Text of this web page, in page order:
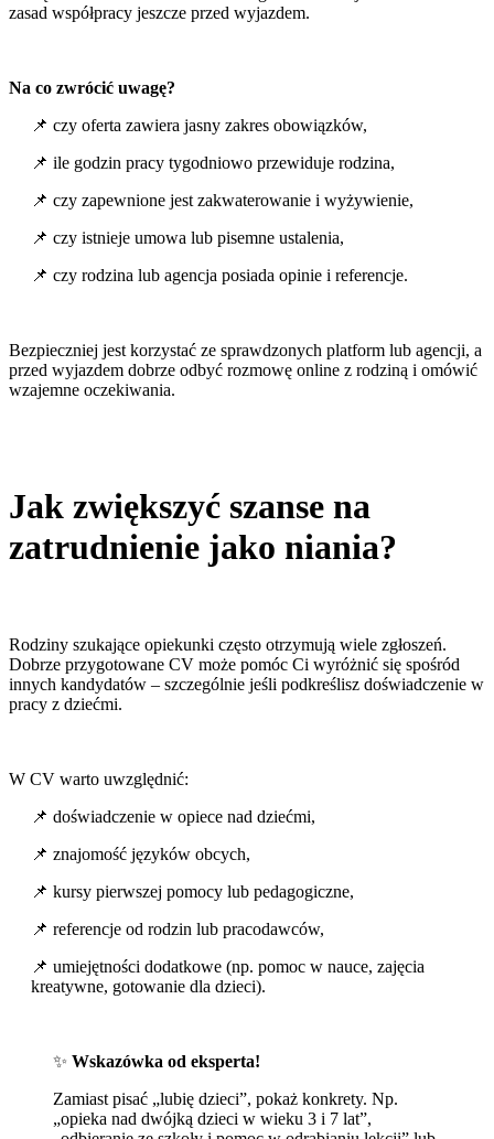
zasad współpracy jeszcze przed wyjazdem.
Na co zwrócić uwagę?
📌 czy oferta zawiera jasny zakres obowiązków,
📌 ile godzin pracy tygodniowo przewiduje rodzina,
📌 czy zapewnione jest zakwaterowanie i wyżywienie,
📌 czy istnieje umowa lub pisemne ustalenia,
📌 czy rodzina lub agencja posiada opinie i referencje.
Bezpieczniej jest korzystać ze sprawdzonych platform lub agencji, a
przed wyjazdem dobrze odbyć rozmowę online z rodziną i omówić
wzajemne oczekiwania.
Jak zwiększyć szanse na
zatrudnienie jako niania?
Rodziny szukające opiekunki często otrzymują wiele zgłoszeń.
Dobrze przygotowane CV może pomóc Ci wyróżnić się spośród
innych kandydatów – szczególnie jeśli podkreślisz doświadczenie w
pracy z dziećmi.
W CV warto uwzględnić:
📌 doświadczenie w opiece nad dziećmi,
📌 znajomość języków obcych,
📌 kursy pierwszej pomocy lub pedagogiczne,
📌 referencje od rodzin lub pracodawców,
📌 umiejętności dodatkowe (np. pomoc w nauce, zajęcia
kreatywne, gotowanie dla dzieci).
✨ Wskazówka od eksperta!
Zamiast pisać „lubię dzieci”, pokaż konkrety. Np.
„opieka nad dwójką dzieci w wieku 3 i 7 lat”,